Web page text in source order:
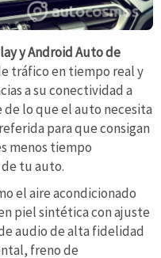
y Android Auto de
tráfico en tiempo real y
a su conectividad a
lo que el auto necesita
para que consigan
menos tiempo
tu auto.
el aire acondicionado
piel sintética con ajuste
audio de alta fidelidad
freno de